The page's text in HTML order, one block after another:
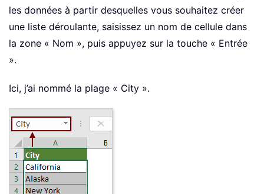
les données à partir desquelles vous souhaitez créer
une liste déroulante, saisissez un nom de cellule dans
la zone « Nom », puis appuyez sur la touche « Entrée
».
Ici, j’ai nommé la plage « City ».